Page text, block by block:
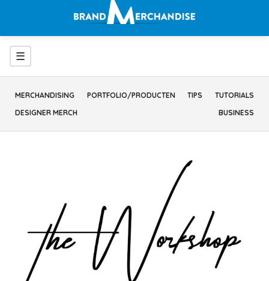
inhoud
Menu
☰
MERCHANDISING PORTFOLIO/PRODUCTEN TIPS
TUTORIALS
DESIGNER MERCH
BUSINESS